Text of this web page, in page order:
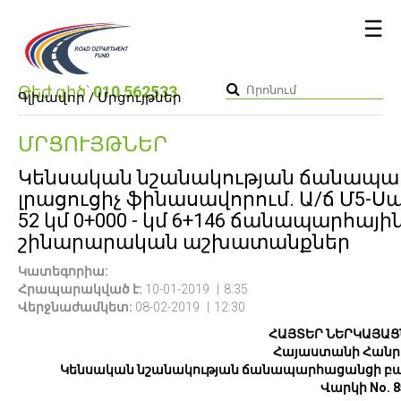
☰
Թեժ գիծ՝010 562533
Գլխավոր / Մրցույթներ
ՄՐՑՈՒՅԹՆԵՐ
Կենսական նշանակության
լրացուցիչ ֆինասավորում. Ա/ճ
52 կմ 0+000 - կմ 6+146
շինարարական աշխատանքներ
Կատեգորիա:
Հրապարակված է: 10-01-2019
8:35
Վերջնաժամկետ: 08-02-2019
12:30
ՀԱՅՏԵՐ
Հայաստանի
Կենսական նշանակության ճանապարհացանցի
Վարկի No.